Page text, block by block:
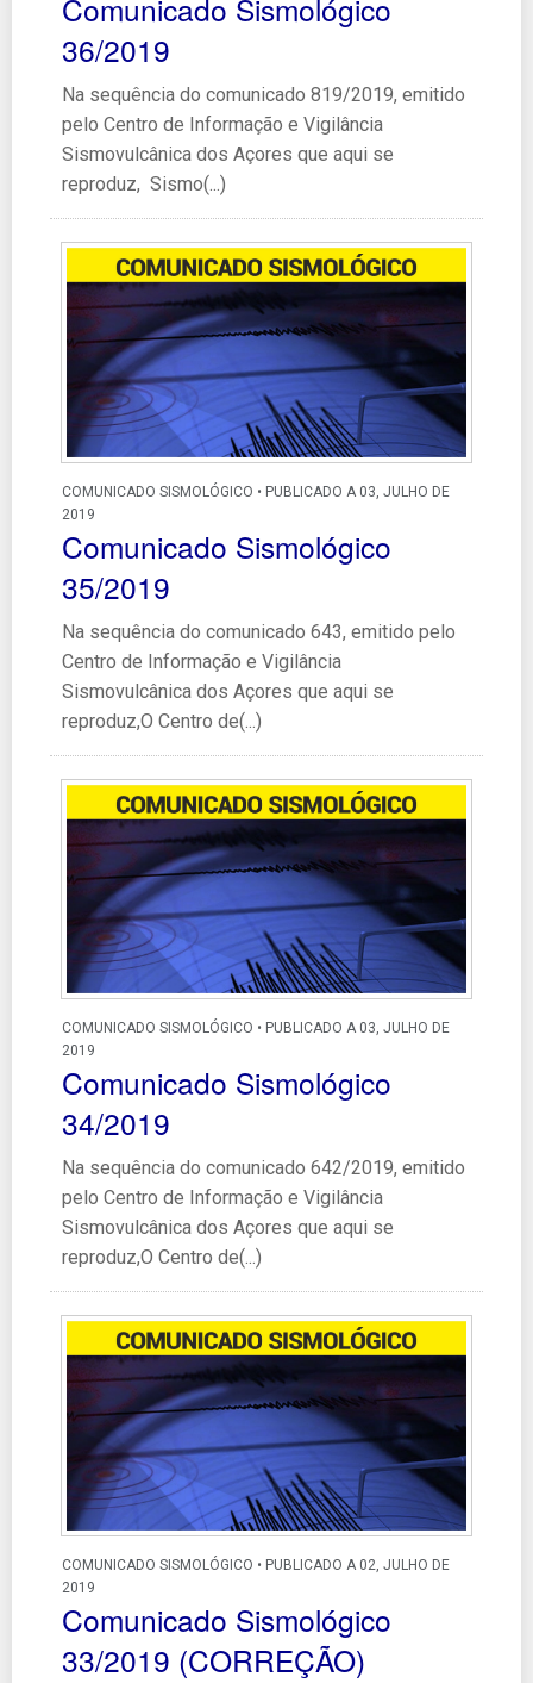
Comunicado Sismológico
36/2019
Na sequência do comunicado 819/2019, emitido
pelo Centro de Informação e Vigilância
Sismovulcânica dos Açores que aqui se
reproduz, Sismo(...)
COMUNICADO SISMOLÓGICO • PUBLICADO A 03, JULHO DE
2019
Comunicado Sismológico
35/2019
Na sequência do comunicado 643, emitido pelo
Centro de Informação e Vigilância
Sismovulcânica dos Açores que aqui se
reproduz,O Centro de(...)
COMUNICADO SISMOLÓGICO • PUBLICADO A 03, JULHO DE
2019
Comunicado Sismológico
34/2019
Na sequência do comunicado 642/2019, emitido
pelo Centro de Informação e Vigilância
Sismovulcânica dos Açores que aqui se
reproduz,O Centro de(...)
COMUNICADO SISMOLÓGICO • PUBLICADO A 02, JULHO DE
2019
Comunicado Sismológico
33/2019 (CORREÇÃO)